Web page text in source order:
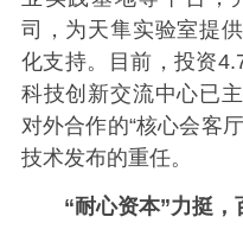
司，为天隼实验室提
化支持。目前，投资
科技创新交流中心已
对外合作的“核心会客
技术发布的重任。
“耐心资本”力挺